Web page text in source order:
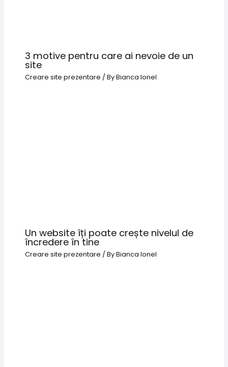
3 motive pentru care ai nevoie de un
site
Creare site prezentare / ByBianca Ionel
Un website îți poate crește nivelul de
încredere în tine
Creare site prezentare / ByBianca Ionel